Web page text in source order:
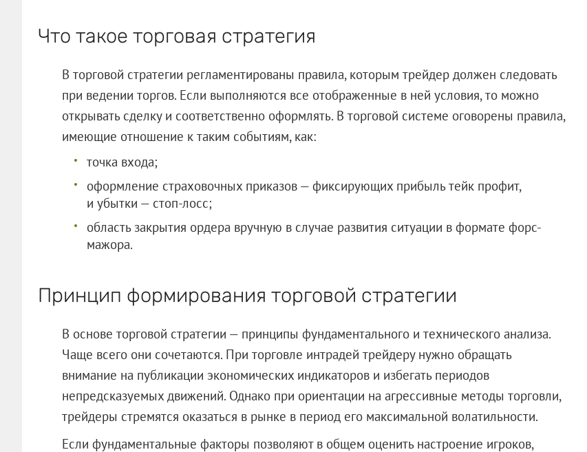
Что такое торговая стратегия
В торговой стратегии регламентированы правила, которым трейдер должен следовать
при ведении торгов. Если выполняются все отображенные в ней условия, то можно
открывать сделку и соответственно оформлять. В торговой системе оговорены правила,
имеющие отношение к таким событиям, как:
точка входа;
оформление страховочных приказов — фиксирующих прибыль тейк профит,
и убытки — стоп-лосс;
область закрытия ордера вручную в случае развития ситуации в формате форс-
мажора.
Принцип формирования торговой стратегии
В основе торговой стратегии — принципы фундаментального и технического анализа.
Чаще всего они сочетаются. При торговле интрадей трейдеру нужно обращать
внимание на публикации экономических индикаторов и избегать периодов
непредсказуемых движений. Однако при ориентации на агрессивные методы торговли,
трейдеры стремятся оказаться в рынке в период его максимальной волатильности.
Если фундаментальные факторы позволяют в общем оценить настроение игроков,